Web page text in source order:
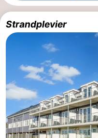
Cocksdorp
De
-
Oudeschild
De
Waal
-
Oosterend
Natur
Schönste
Strandplevier